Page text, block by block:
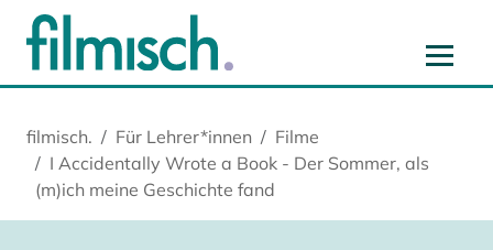
Hauptinhalt springen
Hauptnavigation springen
Cookie-Einstellungen springen
Startseite springen
filmisch. Für Lehrer*innen
Filme
I Accidentally Wrote a Book - Der Sommer, als
(m)ich meine Geschichte fand